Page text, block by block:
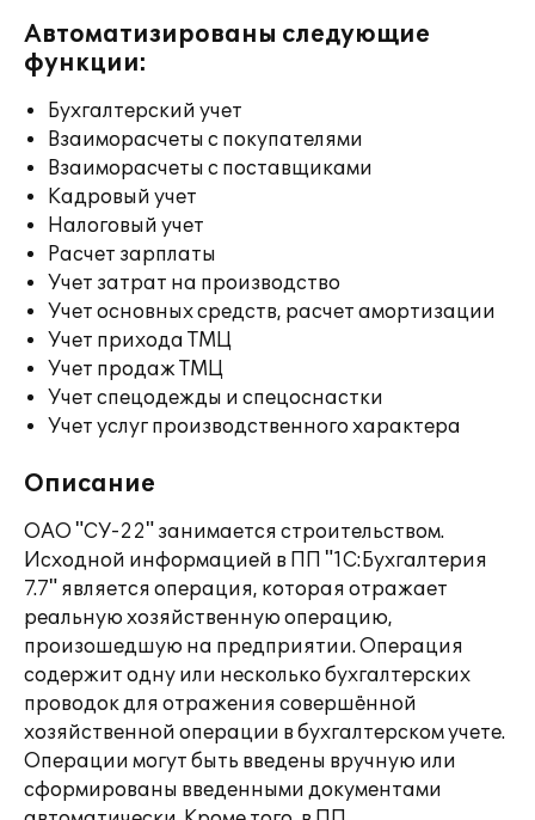
Автоматизированы следующие
функции:
Бухгалтерский учет
Взаиморасчеты с покупателями
Взаиморасчеты с поставщиками
Кадровый учет
Налоговый учет
Расчет зарплаты
Учет затрат на производство
Учет основных средств, расчет амортизации
Учет прихода ТМЦ
Учет продаж ТМЦ
Учет спецодежды и спецоснастки
Учет услуг производственного характера
Описание
ОАО "СУ-22" занимается строительством.
Исходной информацией в ПП "1С:Бухгалтерия
7.7" является операция, которая отражает
реальную хозяйственную операцию,
произошедшую на предприятии. Операция
содержит одну или несколько бухгалтерских
проводок для отражения совершённой
хозяйственной операции в бухгалтерском учете.
Операции могут быть введены вручную или
сформированы введенными документами